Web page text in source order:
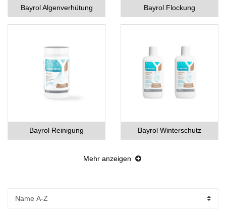
Bayrol Algenverhütung Bayrol Flockung
Bayrol Reinigung Bayrol Winterschutz
Mehr anzeigen